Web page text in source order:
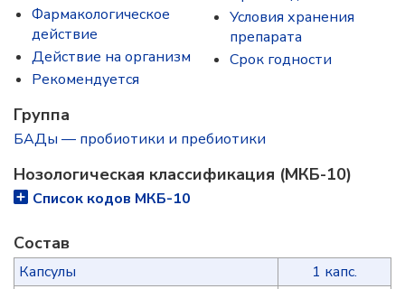
Фармакологическое
действие
Действие на организм
Рекомендуется
Условия хранения
препарата
Срок годности
Группа
БАДы — пробиотики и пребиотики
Нозологическая классификация (МКБ-10)
Список кодов МКБ-10
Состав
Капсулы
1 капс.